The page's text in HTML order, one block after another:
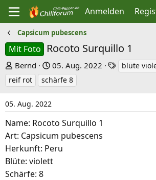
Anmelden
Capsicum pubescens
Mit Foto Rocoto Surquillo 1
E
r
s
e
l
l
e
r
Bernd
E
r
s
e
l
l
t
a
05. Aug. 2022
a
blüte
reif rot
schärfe 8
05. Aug. 2022
Name: Rocoto Surquillo 1
Art: Capsicum pubescens
Herkunft: Peru
Blüte: violett
Schärfe: 8